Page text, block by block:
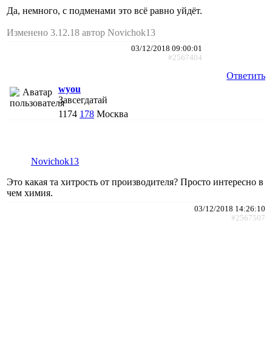
Да, немного, с подменами это всё равно уйдёт.
Изменено 3.12.18 автор Novichok13
03/12/2018 09:00:01
#2567404
Ответить
wyou
Завсегдатай
1174 178 Москва
Novichok13
Это какая та хитрость от производителя? Просто интересно в
чем химия.
03/12/2018 14:26:10
#2567507